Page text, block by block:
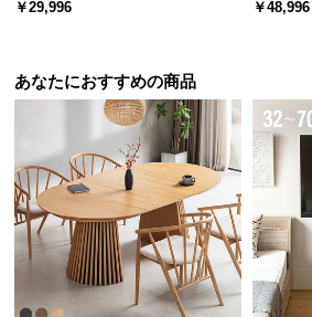
したり、小物をたくさん置くこと
￥29,996 ￥48,996
あなたにおすすめの商品